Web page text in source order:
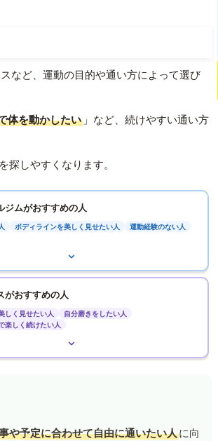
など、運動の目的や通い方によって選び
体を動かしたい 」など、続けやすい通い方
探しやすくなります。
ジムがおすすめの人
ボディラインを美しく見せたい人 運動経験のない人
がおすすめの人
しく見せたい人
自分磨きをしたい人
楽しく続けたい人
や予定に合わせて自由に通いたい人に向